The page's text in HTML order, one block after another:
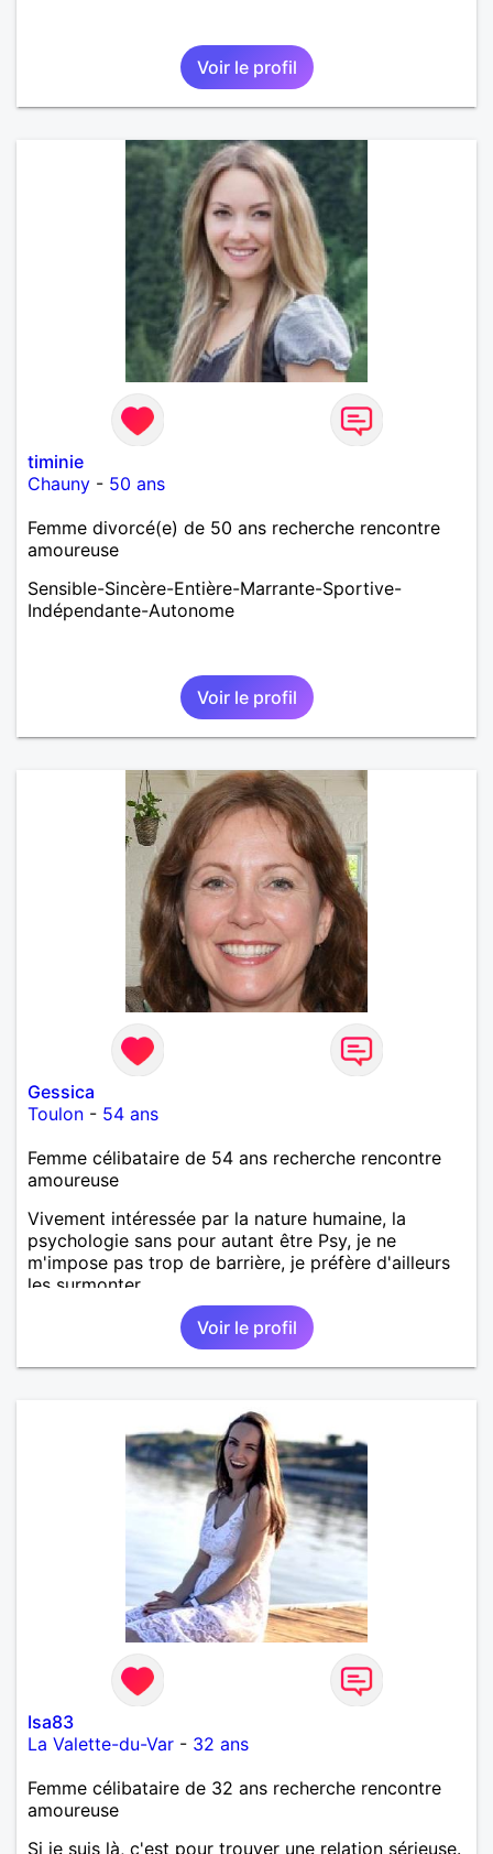
Voir le profil
timinie
Chauny - 50 ans
Femme divorcé(e) de 50 ans recherche rencontre
amoureuse
Sensible-Sincère-Entière-Marrante-Sportive-
Indépendante-Autonome
Voir le profil
Gessica
Toulon - 54 ans
Femme célibataire de 54 ans recherche rencontre
amoureuse
Vivement intéressée par la nature humaine, la
psychologie sans pour autant être Psy, je ne
m'impose pas trop de barrière, je préfère d'ailleurs
les surmonter.
Voir le profil
Isa83
La Valette-du-Var - 32 ans
Femme célibataire de 32 ans recherche rencontre
amoureuse
Si je suis là, c'est pour trouver une relation sérieuse.